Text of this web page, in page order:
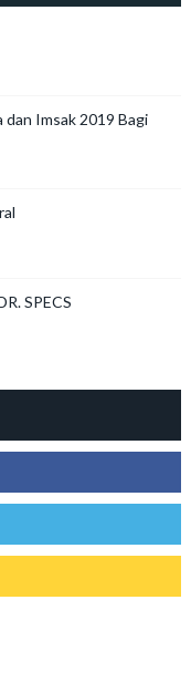
dan Imsak 2019 Bagi
SPECS